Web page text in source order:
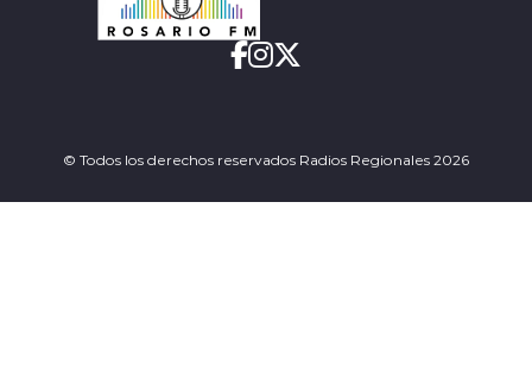
© Todos los derechos reservados Radios Regionales 2026